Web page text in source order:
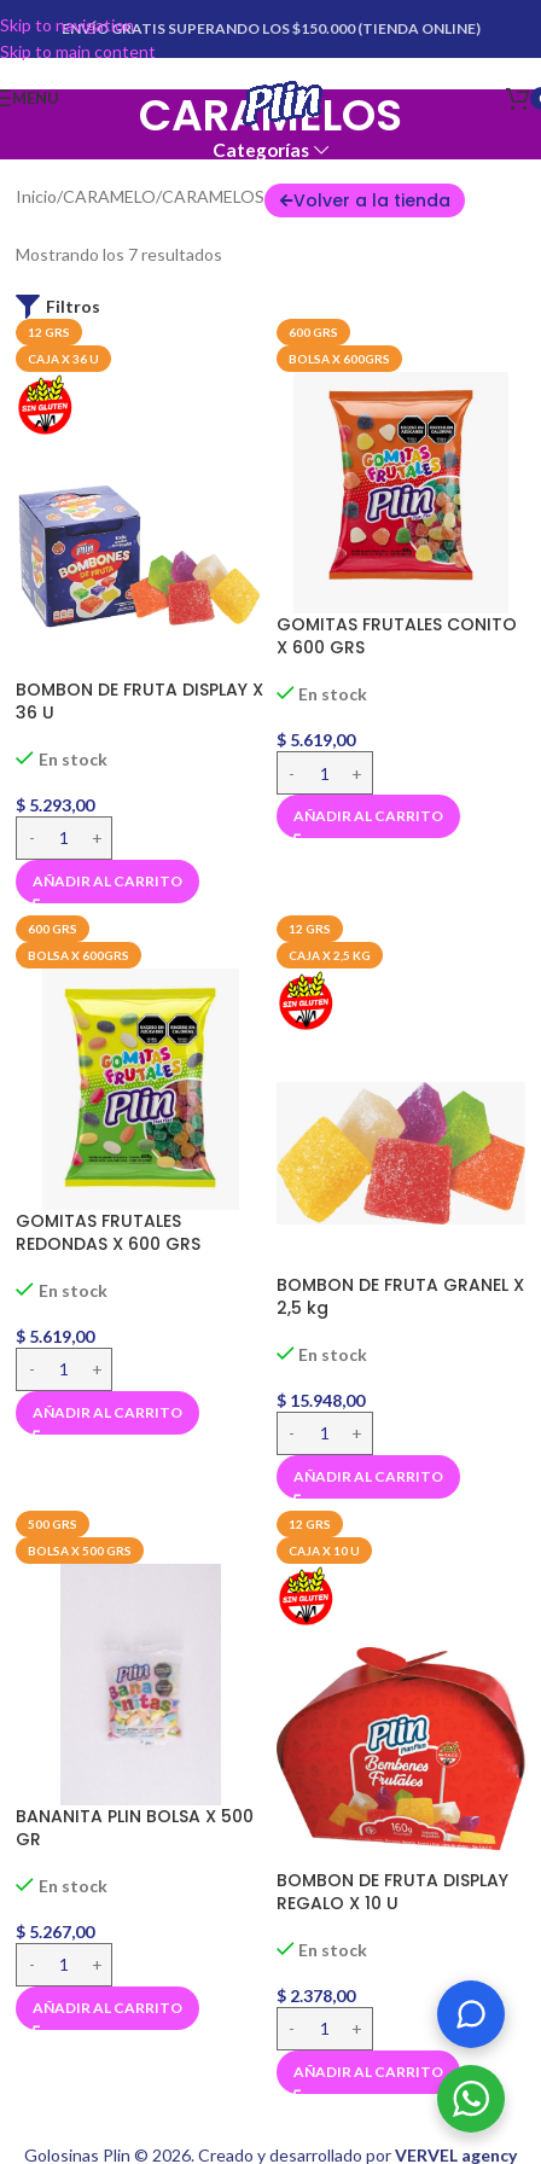
Skip to navigation
Skip to main content
ENVÍO GRATIS SUPERANDO LOS $150.000 (TIENDA ONLINE)
MENU CARAMELOS
Categorías
Inicio CARAMELO CARAMELOS Volver a la tienda
Mostrando los 7 resultados
Filtros
12 GRS
CAJA X 36 U
BOMBON DE FRUTA DISPLAY X
36 U
En stock
$ 5.293,00
AÑADIR AL CARRITO
600 GRS
BOLSA X 600GRS
GOMITAS FRUTALES CONITO
X 600 GRS
En stock
$5.619,00
AÑADIR AL CARRITO
600 GRS
BOLSA X 600GRS
GOMITAS FRUTALES
REDONDAS X 600 GRS
En stock
$ 5.619,00
AÑADIR AL CARRITO
12 GRS
CAJA X 2,5 KG
BOMBON DE FRUTA GRANEL X
2,5 kg
En stock
$15.948,00
AÑADIR AL CARRITO
500 GRS
BOLSA X 500 GRS
BANANITA PLIN BOLSA X 500
GR
En stock
$ 5.267,00
AÑADIR AL CARRITO
12 GRS
CAJA X 10 U
BOMBON DE FRUTA DISPLAY
REGALO X 10 U
En stock
$2.378,00
AÑADIR AL CARRITO
Golosinas Plin © 2026. Creado y desarrollado porVERVEL agency